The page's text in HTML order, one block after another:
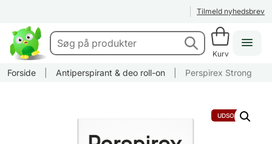
Tilmeld nyhedsbrev
Kurv
Forside Antiperspirant & deo roll-on Perspirex Strong
UDSOLGT